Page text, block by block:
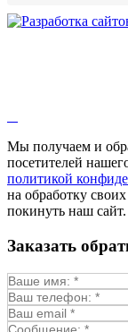
Мята
Синюха
Мы получаем и
посетителей
политикой
на обработку
покинуть наш сайт.
Заказать